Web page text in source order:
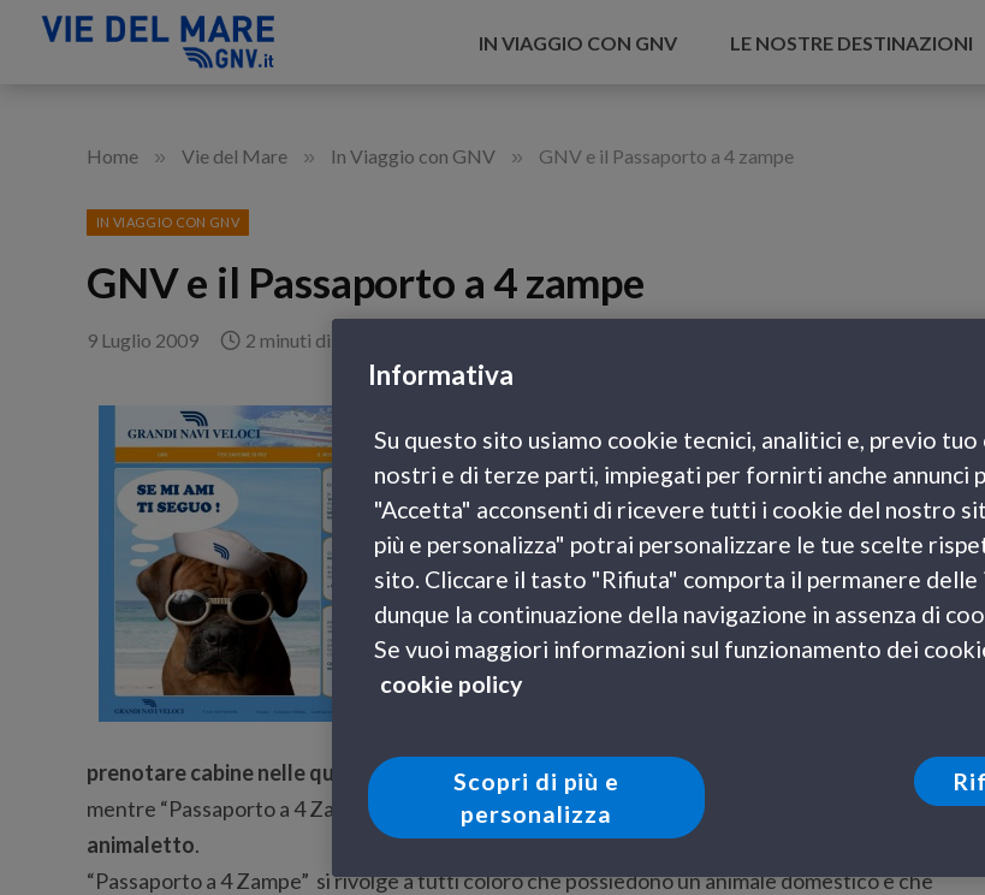
IN VIAGGIO CON GNV LE NOSTRE DESTINAZIONI
Home » Vie del Mare » In Viaggio con GNV » GNV e il Passaporto a 4 zampe
IN VIAGGIO CON GNV
GNV e il Passaporto a 4 zampe
9 Luglio 2009 2 minuti di lettura
stampare il“passaporto a 4 zampe” del tuo pet:
suoi dati, carica la sua foto e seleziona i luoghi che avete
visitato insieme, stampa il passaporto e portalo sempre
te sulle navi GNV!
Grandi Navi Veloci si schiera prepotentemente
l’abbandonodegli animali da compagnia e supporta i
affinchè portino i loro amici a 4 zampe in vacanza con
Molteplici sono le iniziative Grandi Navi Veloci in questo
prenotare cabine nelle quali far pernottare cani e gatti comodamente insieme ai loro padroni,
mentre “Passaporto a 4 Zampe” è un minisito sul quale è possibile
creare il passaporto del
animaletto.
“Passaporto a 4 Zampe” si rivolge a tutti coloro che possiedono un animale domestico e che
Informativa
Su questo sito usiamo cookie tecnici, analitici e, previo
nostri e di terze parti, impiegati per fornirti anche annunci
"Accetta" acconsenti di ricevere tutti i cookie del nostro
più e personalizza" potrai personalizzare le tue scelte
sito. Cliccare il tasto "Rifiuta" comporta il permanere
dunque la continuazione della navigazione in assenza di
Se vuoi maggiori informazioni sul funzionamento dei
cookie policy
Scopri di più e
personalizza